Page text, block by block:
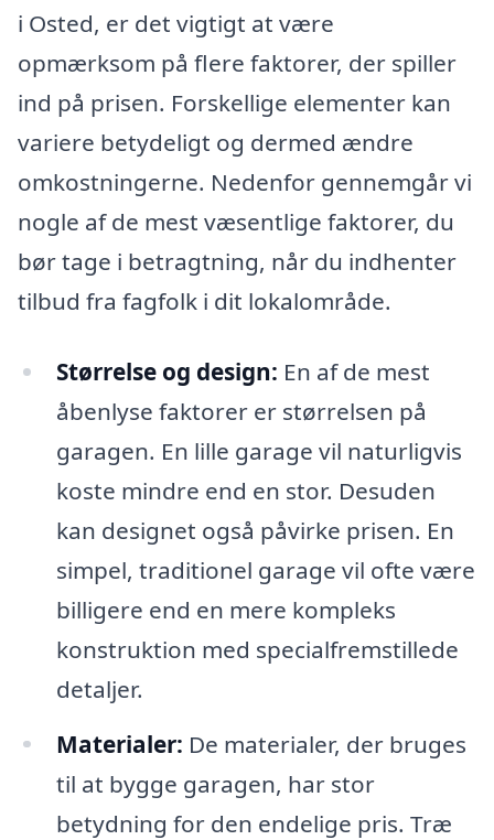
i Osted, er det vigtigt at være
opmærksom på flere faktorer, der spiller
ind på prisen. Forskellige elementer kan
variere betydeligt og dermed ændre
omkostningerne. Nedenfor gennemgår vi
nogle af de mest væsentlige faktorer, du
bør tage i betragtning, når du indhenter
tilbud fra fagfolk i dit lokalområde.
Størrelse og design: En af de mest
åbenlyse faktorer er størrelsen på
garagen. En lille garage vil naturligvis
koste mindre end en stor. Desuden
kan designet også påvirke prisen. En
simpel, traditionel garage vil ofte være
billigere end en mere kompleks
konstruktion med specialfremstillede
detaljer.
Materialer: De materialer, der bruges
til at bygge garagen, har stor
betydning for den endelige pris. Træ